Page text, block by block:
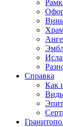
Справка
Как